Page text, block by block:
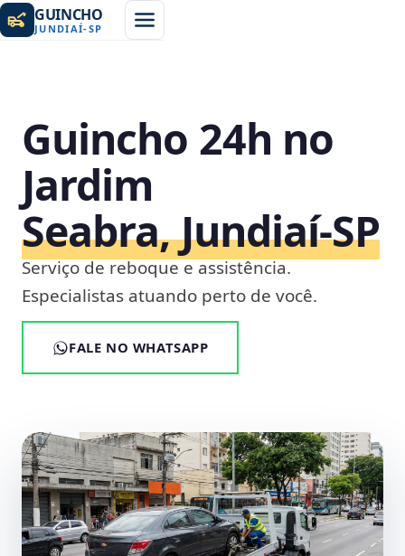
GUINCHO
JUNDIAÍ-SP
Guincho 24h no
Jardim
Seabra, Jundiaí‑SP
Serviço de reboque e assistência.
Especialistas atuando perto de você.
FALE NO WHATSAPP